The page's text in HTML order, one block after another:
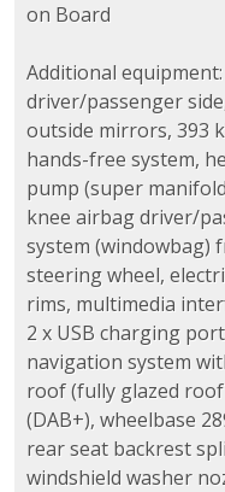
on Board
Additional
driver/passenger
outside mirrors, 393
hands-free system,
pump (super
knee airbag driver/
system (windowbag)
steering wheel,
rims, multimedia
2 x USB charging
navigation system
roof (fully glazed
(DAB+), wheelbase
rear seat backrest
windshield washer